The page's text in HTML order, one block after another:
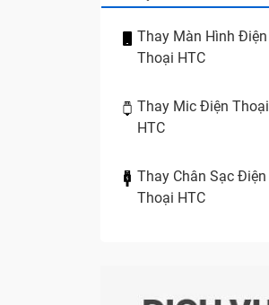
Thay Màn Hình Điện
Thoại HTC
Thay Mic Điện Thoại
HTC
Thay Chân Sạc Điện
Thoại HTC